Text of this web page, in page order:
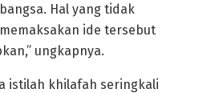
Hal yang tidak
ide tersebut
ungkapnya.
istilah khilafah seringkali